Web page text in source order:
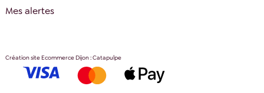
Mes alertes
Création site Ecommerce Dijon : Catapulpe